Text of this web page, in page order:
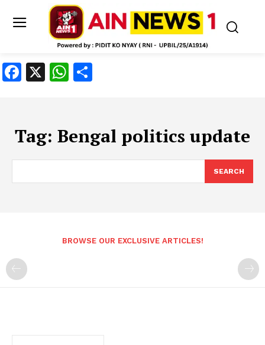
Facebook
X WhatsApp
Tag: Bengal politics update
SEARCH
BROWSE OUR EXCLUSIVE ARTICLES!